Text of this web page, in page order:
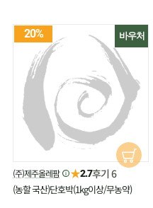
바우처
20%
(주)제주올레팜 ★2.7후기 6
(농할 국산)단호박(1kg이상/무농약)